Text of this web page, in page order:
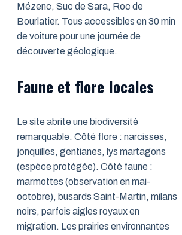
Mézenc, Suc de Sara, Roc de
Bourlatier. Tous accessibles en 30 min
de voiture pour une journée de
découverte géologique.
Faune et flore locales
Le site abrite une biodiversité
remarquable. Côté flore : narcisses,
jonquilles, gentianes, lys martagons
(espèce protégée). Côté faune :
marmottes (observation en mai-
octobre), busards Saint-Martin, milans
noirs, parfois aigles royaux en
migration. Les prairies environnantes